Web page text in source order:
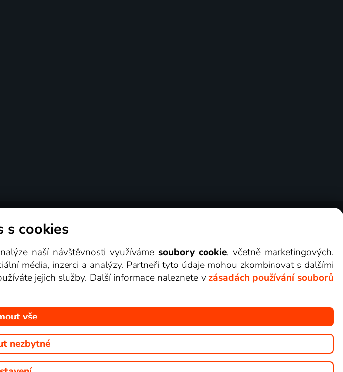
z pořadů TV stanic, které můžete sledovat v Lepší.TV.
s cookies
naší návštěvnosti využívámesoubory cookie, včetně marketingových.
média, inzerci a analýzy. Partneři tyto údaje mohou zkombinovat s dalšími
jejich služby. Další informace naleznete v zásadách používání souborů
vše
nezbytné